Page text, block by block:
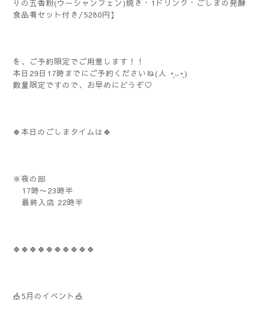
りの五香粉(ウーシャンフェン)焼き・1ドリンク・ごしまの発酵
食品肴セット付き/5280円】
を、ご予約限定でご用意します！！
本日29日17時までにご予約くださいね(⁠人⁠ ⁠•͈⁠ᴗ⁠•͈⁠)
数量限定ですので、お早めにどうぞ♡
🍀本日のごしまタイムは🍀
※夜の部
17時〜23時半
最終入店 22時半
🍀🍀🍀🍀🍀🍀🍀🍀🍀🍀
🎪5月のイベント🎪